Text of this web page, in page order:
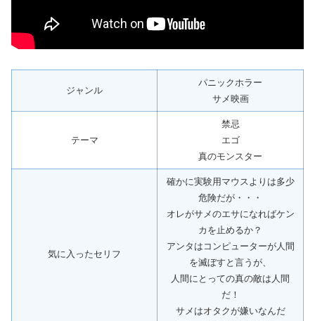
ジャンル
パニックホラー
サメ映画
テーマ
禁忌
エゴ
真のモンスター
気に入ったセリフ
確かに実験用マウスよりは多少
危険だが・・・
オレがサメのエサになればケン
カを止めるか？
アンタはコンピューターが人間
を滅ぼすと言うが、
人間にとっての真の敵は人間
だ！
サメはオタクが嫌いなんだ